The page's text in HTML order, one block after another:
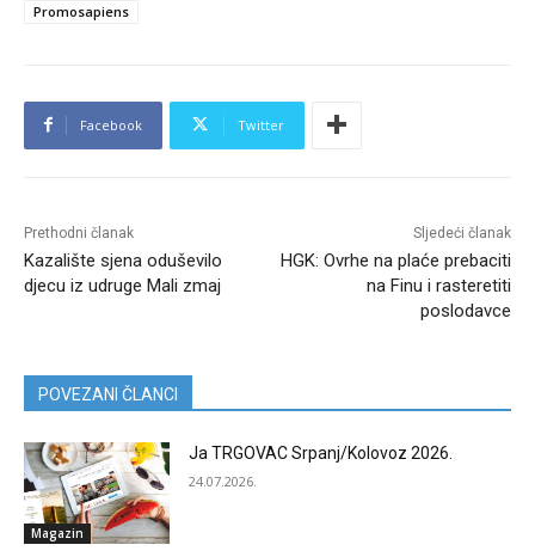
Promosapiens
Facebook Twitter
Prethodni članak
Kazalište sjena oduševilo
djecu iz udruge Mali zmaj
Sljedeći članak
HGK: Ovrhe na plaće prebaciti
na Finu i rasteretiti
poslodavce
POVEZANI ČLANCI
Magazin
Ja TRGOVAC Srpanj/Kolovoz 2026.
24.07.2026.